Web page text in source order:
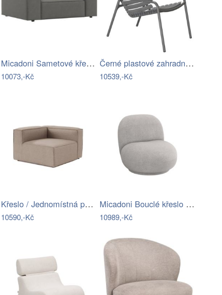
Micadoni Sametové křeslo Jodie
10073,-Kč
Černé plastové zahradní lounge křeslo…
10539,-Kč
Křeslo / Jednomístná pohovka Fora 1R -…
10590,-Kč
Micadoni Bouclé křeslo Chuck
10989,-Kč